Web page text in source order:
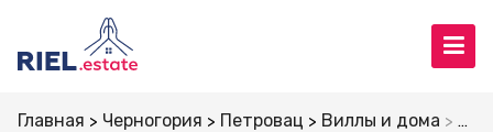
Главная Черногория Петровац Виллы и дома